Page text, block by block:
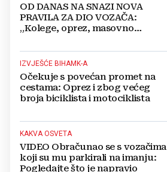
OD DANAS NA SNAZI NOVA
PRAVILA ZA DIO VOZAČA:
„Kolege, oprez, masovno
na licu mjesta!“
IZVJEŠĆE BIHAMK-A
Očekuje s povećan promet na
cestama: Oprez i zbog većeg
broja biciklista i motociklista
KAKVA OSVETA
VIDEO Obračunao se s vozačima
koji su mu parkirali na imanju:
Pogledajte što je napravio